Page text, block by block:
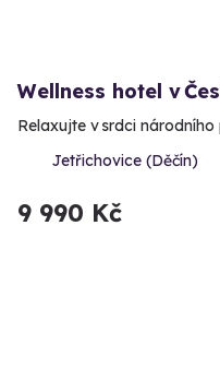
Wellness hotel v
Relaxujte v srdci národního
Jetřichovice (Děčín)
9 990 Kč